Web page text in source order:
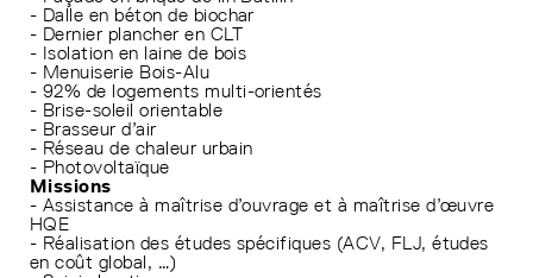
- Dalle en béton de biochar
- Dernier plancher en CLT
- Isolation en laine de bois
- Menuiserie Bois-Alu
- 92% de logements multi-orientés
- Brise-soleil orientable
- Brasseur d’air
- Réseau de chaleur urbain
- Photovoltaïque
Missions
- Assistance à maîtrise d’ouvrage et à maîtrise d’œuvre
HQE
- Réalisation des études spécifiques (ACV, FLJ, études
en coût global, …)